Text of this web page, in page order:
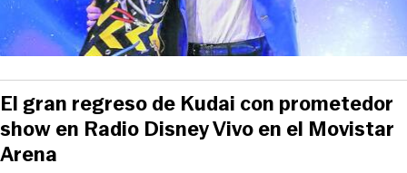
El gran regreso de Kudai con prometedor
show en Radio Disney Vivo en el Movistar
Arena